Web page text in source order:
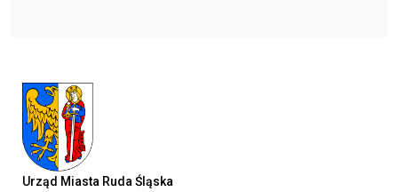
Urząd Miasta Ruda Śląska